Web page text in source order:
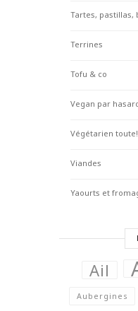
Tartes, pastillas,
Terrines
Tofu & co
Vegan par
Végétarien toute!
Viandes
Yaourts et
Ail
Aubergines